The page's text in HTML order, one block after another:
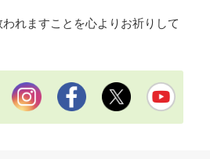
れますことを心よりお祈りして